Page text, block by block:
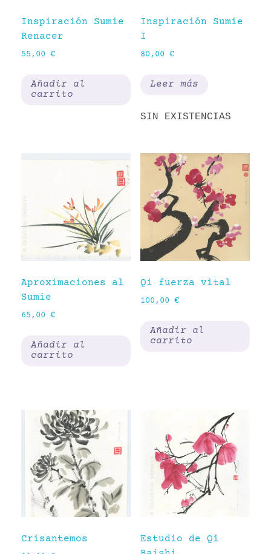
Inspiración Sumie
Renacer
55,00 €
Añadir al
carrito
Inspiración Sumie
I
80,00 €
Leer más
SIN EXISTENCIAS
Aproximaciones al
Sumie
65,00 €
Añadir al
carrito
Qi fuerza vital
100,00 €
Añadir al
carrito
Crisantemos
Estudio de Qi